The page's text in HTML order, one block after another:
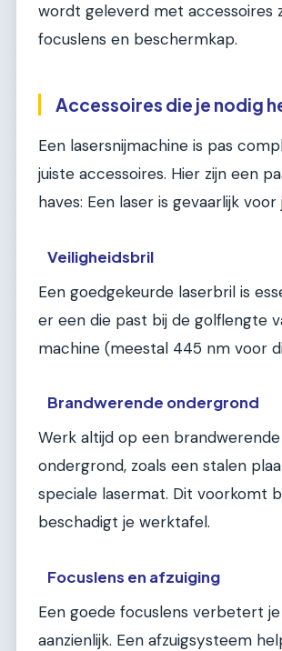
wordt geleverd met accessoires
focuslens en beschermkap.
Accessoires die je nodig
Een lasersnijmachine is pas
juiste accessoires. Hier zijn een
haves: Een laser is gevaarlijk voor
Veiligheidsbril
Een goedgekeurde laserbril is
er een die past bij de golflengte
machine (meestal 445 nm voor
Brandwerende ondergrond
Werk altijd op een brandwerende
ondergrond, zoals een stalen
speciale lasermat. Dit voorkomt
beschadigt je werktafel.
Focuslens en afzuiging
Een goede focuslens verbetert
aanzienlijk. Een afzuigsysteem